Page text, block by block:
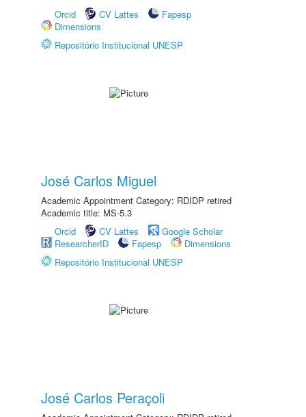
Orcid
CV Lattes
Fapesp
Dimensions
Repositório Institucional UNESP
José Carlos Miguel
Academic Appointment Category: RDIDP retired
Academic title: MS-5.3
Orcid
CV Lattes
Google Scholar
ResearcherID
Fapesp
Dimensions
Repositório Institucional UNESP
José Carlos Peraçoli